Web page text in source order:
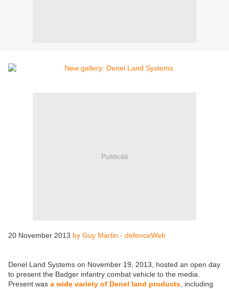
Publicité
20 November 2013 by Guy Martin - defenceWeb
Denel Land Systems on November 19, 2013, hosted an open day
to present the Badger infantry combat vehicle to the media.
Present was a wide variety of Denel land products , including